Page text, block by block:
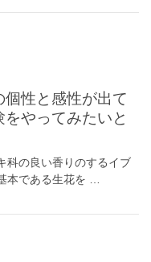
をやってみたいと
科の良い香りのするイブ
本である生花を …